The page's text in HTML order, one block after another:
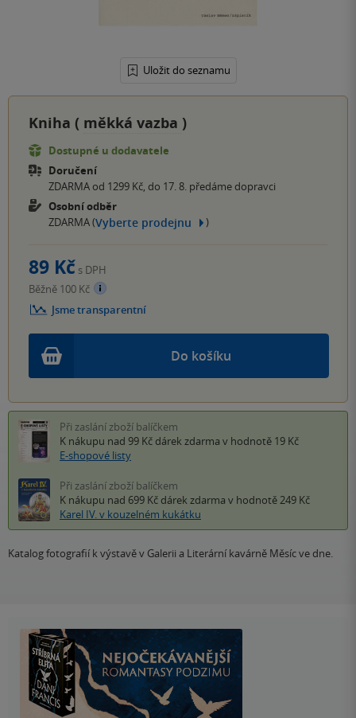
Uložit do seznamu
Kniha ( měkká vazba )
Dostupné u dodavatele
Doručení
ZDARMA od 1299 Kč, do 17. 8. předáme dopravci
Osobní odběr
ZDARMA (Vyberte prodejnu )
Do košíku
89 Kč s DPH
Běžně 100 Kč
Jsme transparentní
Při zaslání zboží balíčkem
K nákupu nad 99 Kč dárek zdarma v hodnotě 19 Kč
E-shopové listy
Při zaslání zboží balíčkem
K nákupu nad 699 Kč dárek zdarma v hodnotě 249 Kč
Karel IV. v kouzelném kukátku
Katalog fotografií k výstavě v Galerii a Literární kavárně Měsíc ve dne.